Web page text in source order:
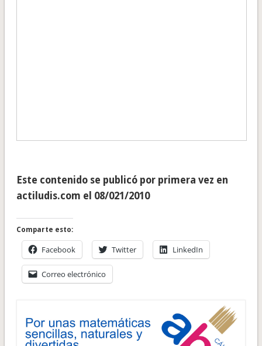
Este contenido se publicó por primera vez en
actiludis.com el 08/021/2010
Comparte esto:
Facebook Twitter LinkedIn
Correo electrónico